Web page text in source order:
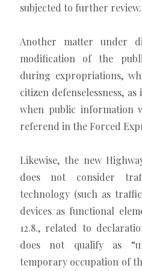
subjected to further review.
Another matter under
modification of the
during expropriations,
citizen defenselessness,
when public information
referend in the Forced
Likewise, the new
does not consider
technology (such as
devices as functional
12.8., related to
does not qualify as
temporary occupation of